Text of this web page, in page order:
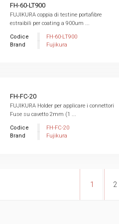
FH-60-LT900
FUJIKURA coppia di testine portafibre
estraibili per coating a 900um ...
Codice
FH-60-LT900
Brand
Fujikura
FH-FC-20
FUJIKURA Holder per applicare i connettori
Fuse su cavetto 2mm (1 ...
Codice
FH-FC-20
Brand
Fujikura
1 2